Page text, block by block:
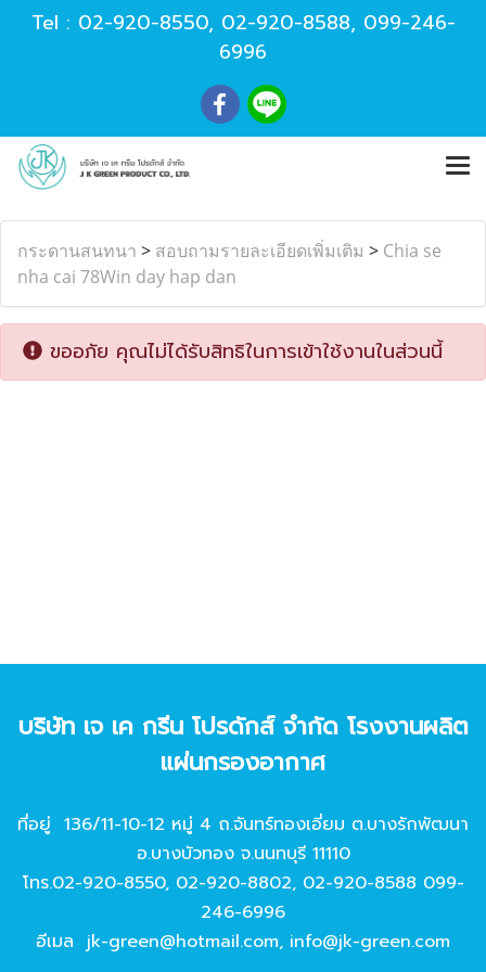
Tel : 02-920-8550, 02-920-8588, 099-246-
6996
กระดานสนทนา > สอบถามรายละเอียดเพิ่มเติม > Chia se
nha cai 78Win day hap dan
ขออภัย คุณไม่ได้รับสิทธิในการเข้าใช้งานในส่วนนี้
บริษัท เจ เค กรีน โปรดักส์ จํากัด โรงงานผลิต
แผ่นกรองอากาศ
ที่อยู่ 136/11-10-12 หมู่ 4 ถ.จันทร์ทองเอี่ยม ต.บางรักพัฒนา
อ.บางบัวทอง จ.นนทบุรี 11110
โทร.02-920-8550, 02-920-8802, 02-920-8588 099-
246-6996
อีเมล jk-green@hotmail.com, info@jk-green.com